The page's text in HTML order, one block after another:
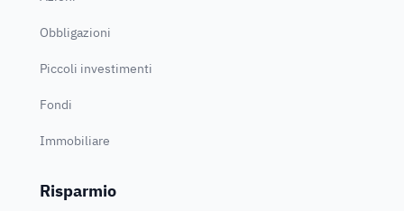
Obbligazioni
Piccoli investimenti
Fondi
Immobiliare
Risparmio